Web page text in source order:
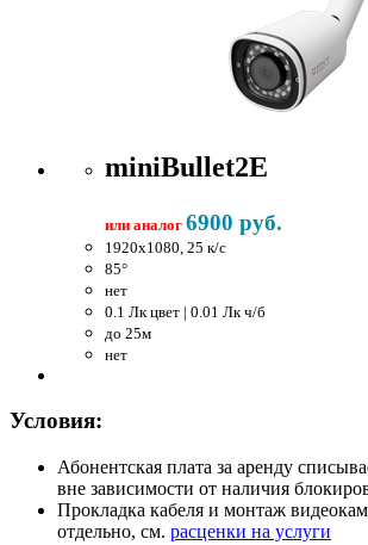
miniBullet2E
или аналог 6900 руб.
1920x1080, 25 к/c
85°
нет
0.1 Лк цвет | 0.01 Лк ч/б
до 25м
нет
Условия:
Абонентская плата за аренду
вне зависимости от наличия
Прокладка кабеля и монтаж
отдельно, см. расценки на услуги